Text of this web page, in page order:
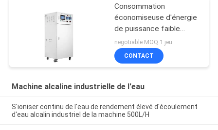
Consommation
économiseuse d'énergie
de puissance faible
d'Ionizer de l'eau
industrielle d'ORP
-900mv
negotiable MOQ:1 jeu
CONTACT
Machine alcaline industrielle de l'eau
S'ioniser continu de l'eau de rendement élevé d'écoulement
d'eau alcalin industriel de la machine 500L/H